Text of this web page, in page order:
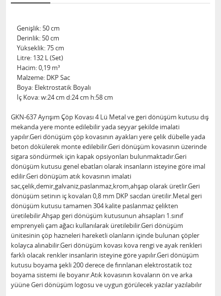
Genişlik: 50 cm
Derinlik: 50 cm
Yükseklik: 75 cm
Litre: 132 L (Set)
Hacim: 0,19 m³
Malzeme: DKP Sac
Boya: Elektrostatik Boyalı
İç Kova: w:24 cm d:24 cm h:58 cm
GKN-637 Ayrışım Çöp Kovası 4 Lü Metal ve geri dönüşüm kutusu dış
mekanda yere monte edilebilir yada seyyar şekilde imalati
yapılır.Geri dönüşüm çöp kovasının ayakları yere çelik dübelle yada
beton dökülerek monte edilebilir.Geri dönüşüm kovasının üzerinde
sigara söndürmek için kapak opsiyonları bulunmaktadır.Geri
dönüşüm kutusu genel ebatları olarak insanların isteyine göre imal
edilir.Geri dönüşüm atık kovasının imalati
sac,çelik,demir,galvaniz,paslanmaz,krom,ahşap olarak üretlir.Geri
dönüşüm setinın iç kovaları 0,8 mm DKP sacdan üretilir.Metal geri
dönüşüm kutusu tamamen 304 kalite paslanmaz çelikten
üretilebilir.Ahşap geri dönüşüm kutusunun ahsapları 1.sınıf
emprenyeli çam ağacı kullanılarak üretilebilir.Geri dönüşüm
ünitesinin çöp hazneleri hareketli olanların içinde bulunan çöpler
kolayca alınabilir.Geri dönüşüm kovası kova rengi ve ayak renkleri
farklı olacak renkler insanlarin isteyine göre yapılır.Geri dönüşüm
kutusu boyama şekli 200 derece de fırınlanan elektrostatik toz
boyama sistemi ile boyanır.Atık kovasının kovaların ön ve arka
yüüne Geri dönüşüm logosu ve uygun görülecek yazılar yazılabılır